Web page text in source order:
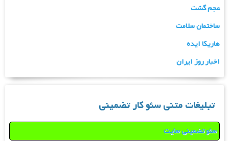
عجم گشت
ساختمان سلامت
هاریکا ایده
اخبار روز ایران
تبلیغات متنی سئو کار تضمینی
سئو تضمینی سایت